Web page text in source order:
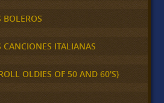
BOLEROS
CANCIONES ITALIANAS
OLDIES OF 50 AND 60'S}